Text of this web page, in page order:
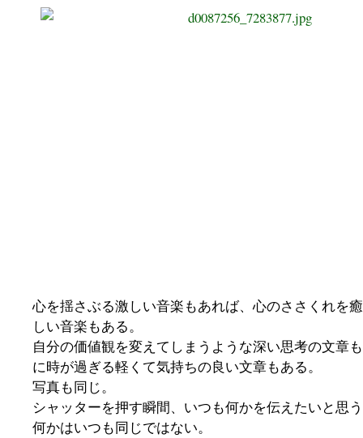
心を揺さぶる激しい音楽もあれば、心のささくれを
しい音楽もある。
自分の価値観を変えてしまうような深い思考の文章
に時が過ぎる軽くて気持ちの良い文章もある。
写真も同じ。
シャッターを押す瞬間、いつも何かを伝えたいと思
何かはいつも同じではない。